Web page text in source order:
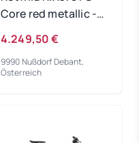
Core red metallic -
4.249,50 €
9990 Nußdorf Debant,
Österreich